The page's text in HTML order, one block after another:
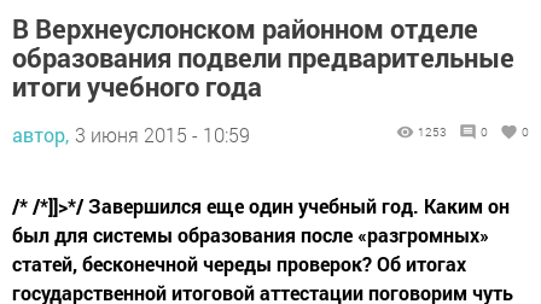
В Верхнеуслонском районном отделе
образования подвели предварительные
итоги учебного года
автор, 3 июня 2015 - 10:59 1253 0 0
/* /*]]>*/ Завершился еще один учебный год. Каким он
был для системы образования после «разгромных»
статей, бесконечной череды проверок? Об итогах
государственной итоговой аттестации поговорим чуть